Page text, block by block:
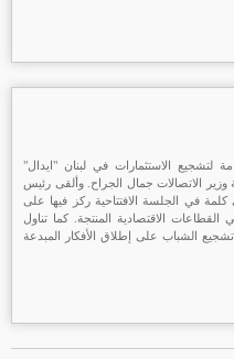
لتشجيع الاستثمارات في لبنان "ايدال"
الاتصالات جمال الجراح. وألقى رئيس
كلمة في الجلسة الافتتاحية ركز فيها على
القطاعات الاقتصادية المنتجة. كما تناول
الشباب على إطلاق الأفكار المبدعة